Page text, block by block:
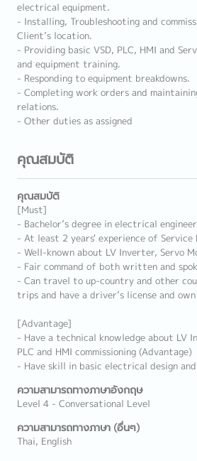
electrical equipment.
- Installing, Troubleshooting and
Client’s location.
- Providing basic VSD, PLC, HMI and
and equipment training.
- Responding to equipment breakdowns.
- Completing work orders and
relations.
- Other duties as assigned
คุณสมบัติ
คุณสมบัติ
[Must]
- Bachelor’s degree in electrical
- At least 2 years' experience of Service
- Well-known about LV Inverter, Servo
- Fair command of both written and
- Can travel to up-country and other
trips and have a driver’s license and
[Advantage]
- Have a technical knowledge about LV
PLC and HMI commissioning (Advantage)
- Have skill in basic electrical design
ความสามารถทางภาษาอังกฤษ
Level 4 - Conversational Level
ความสามารถทางภาษา (อื่นๆ)
Thai, English